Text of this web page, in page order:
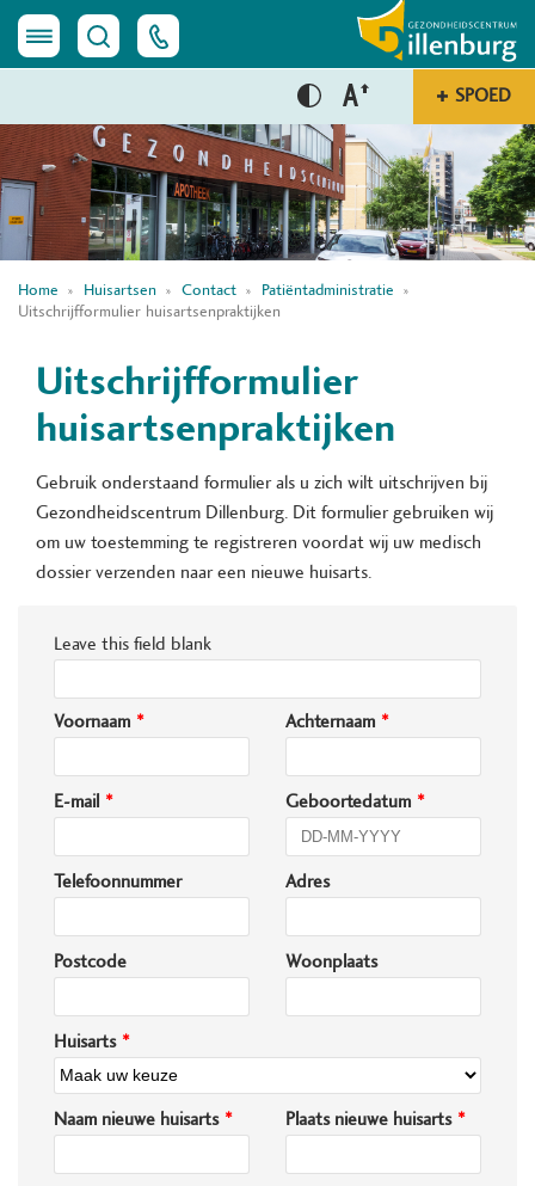
SPOED
Home Huisartsen Contact
Patiëntadministratie
Uitschrijfformulier huisartsenpraktijken
Uitschrijfformulier
huisartsenpraktijken
Gebruik onderstaand formulier als u zich wilt uitschrijven bij
Gezondheidscentrum Dillenburg. Dit formulier gebruiken wij
om uw toestemming te registreren voordat wij uw medisch
dossier verzenden naar een nieuwe huisarts.
Leave this field blank
Voornaam Achternaam
E-mail Geboortedatum
Telefoonnummer Adres
Postcode Woonplaats
Huisarts
Naam nieuwe huisarts Plaats nieuwe huisarts